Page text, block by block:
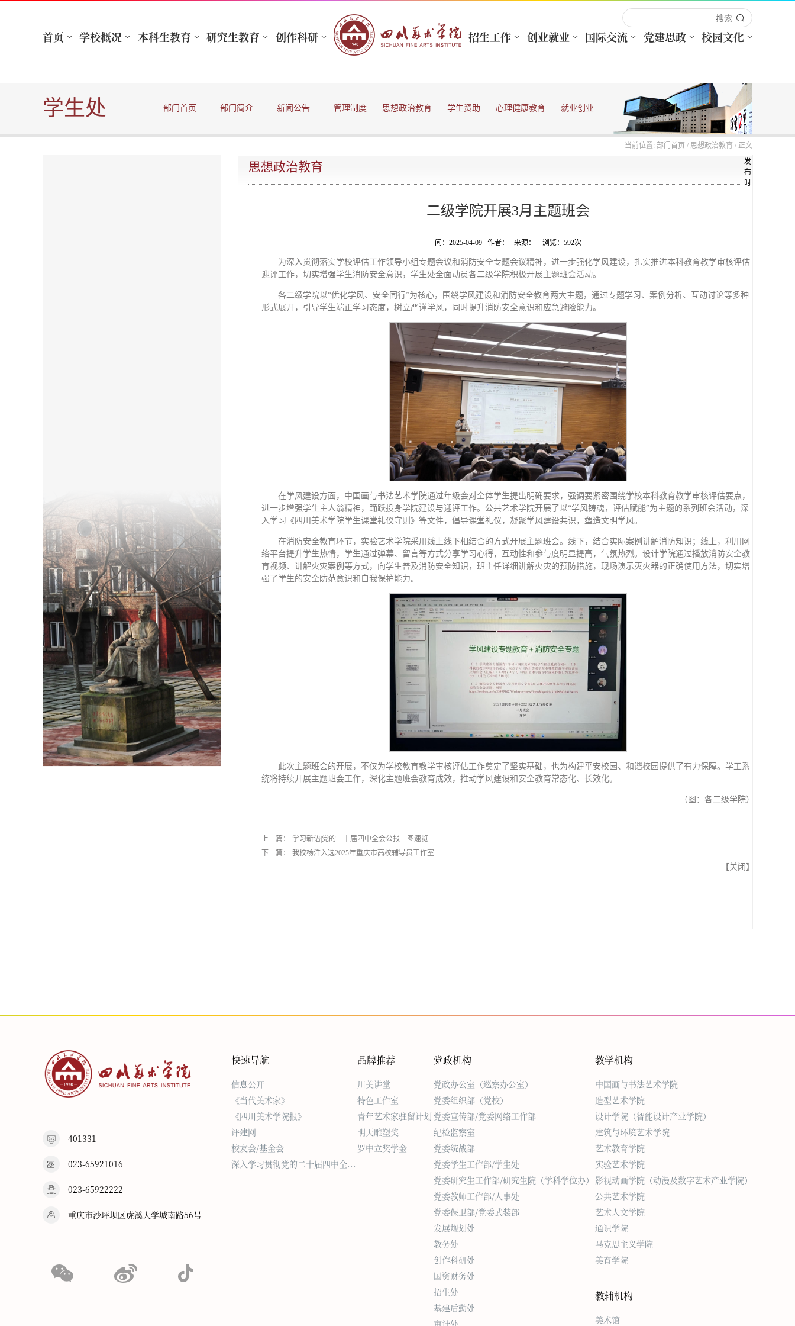
学生处 部门首页 部门简介 新闻公告 管理制度 思想政治教育 学生资助 心理健康教育 就业创业
当前位置: 部门首页 / 思想政治教育 / 正文
思想政治教育
二级学院开展3月主题班会
发
布
时
间：2025-04-09 作者： 来源： 浏览： 592次
为深入贯彻落实学校评估工作领导小组专题会议和消防安全专题会议精神，进一步强化学风建设，扎实推进本科教育教学审核评估
迎评工作，切实增强学生消防安全意识，学生处全面动员各二级学院积极开展主题班会活动。
各二级学院以“优化学风、安全同行”为核心，围绕学风建设和消防安全教育两大主题，通过专题学习、案例分析、互动讨论等多种
形式展开，引导学生端正学习态度，树立严谨学风，同时提升消防安全意识和应急避险能力。
在学风建设方面，中国画与书法艺术学院通过年级会对全体学生提出明确要求，强调要紧密围绕学校本科教育教学审核评估要点，
进一步增强学生主人翁精神，踊跃投身学院建设与迎评工作。公共艺术学院开展了以“学风铸魂，评估赋能”为主题的系列班会活动，深
入学习《四川美术学院学生课堂礼仪守则》等文件，倡导课堂礼仪，凝聚学风建设共识，塑造文明学风。
在消防安全教育环节，实验艺术学院采用线上线下相结合的方式开展主题班会。线下，结合实际案例讲解消防知识；线上，利用网
络平台提升学生热情，学生通过弹幕、留言等方式分享学习心得，互动性和参与度明显提高，气氛热烈。设计学院通过播放消防安全教
育视频、讲解火灾案例等方式，向学生普及消防安全知识，班主任详细讲解火灾的预防措施，现场演示灭火器的正确使用方法，切实增
强了学生的安全防范意识和自我保护能力。
此次主题班会的开展，不仅为学校教育教学审核评估工作奠定了坚实基础，也为构建平安校园、和谐校园提供了有力保障。学工系
统将持续开展主题班会工作，深化主题班会教育成效，推动学风建设和安全教育常态化、长效化。
（图：各二级学院）
上一篇：
学习新语|党的二十届四中全会公报一图速览
下一篇：
我校杨洋入选2025年重庆市高校辅导员工作室
【关闭 】